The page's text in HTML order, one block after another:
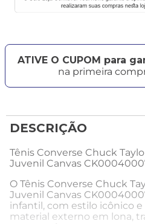
ATIVE O CUPOM para
na primeira
DESCRIÇÃO
Tênis Converse Chuck
Juvenil Canvas
O Tênis Converse Chuck
Juvenil Canvas
infantil, com estilo icônico
material externo em lona,